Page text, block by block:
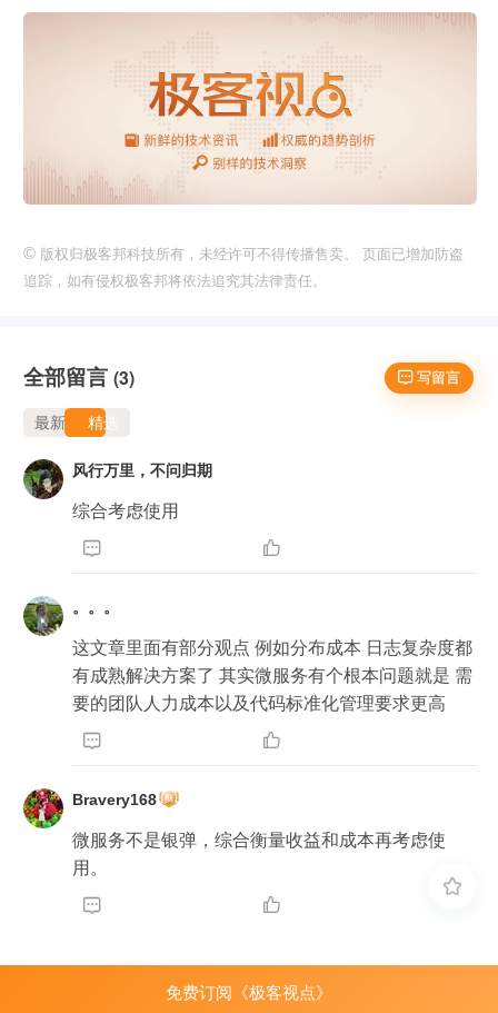
© 版权归极客邦科技所有，未经许可不得传播售卖。 页面已增加防盗
追踪，如有侵权极客邦将依法追究其法律责任。
 写留言
全部留言 (3)
最新 精选
风行万里，不问归期
综合考虑使用
 
。。。
这文章里面有部分观点 例如分布成本 日志复杂度都
有成熟解决方案了 其实微服务有个根本问题就是 需
 
Bravery168
微服务不是银弹，综合衡量收益和成本再考虑使
用。
 
免费订阅《极客视点》
